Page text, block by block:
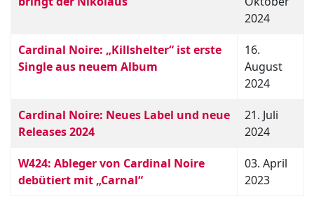
2024
Cardinal Noire: „Killshelter“ ist erste
Single aus neuem Album
16.
August
2024
Cardinal Noire: Neues Label und neue
Releases 2024
21. Juli
2024
W424: Ableger von Cardinal Noire
debütiert mit „Carnal“
03. April
2023